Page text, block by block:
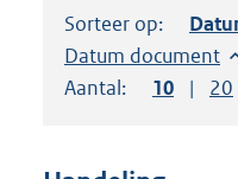
de
suggesties.
Druk
Sorteer op:
Sorteer op:
Datum document
Aantal:
Toon
10 20